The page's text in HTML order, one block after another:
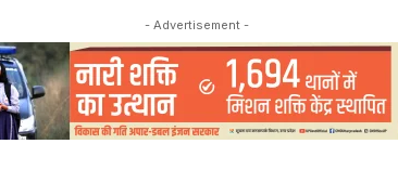
- Advertisement -